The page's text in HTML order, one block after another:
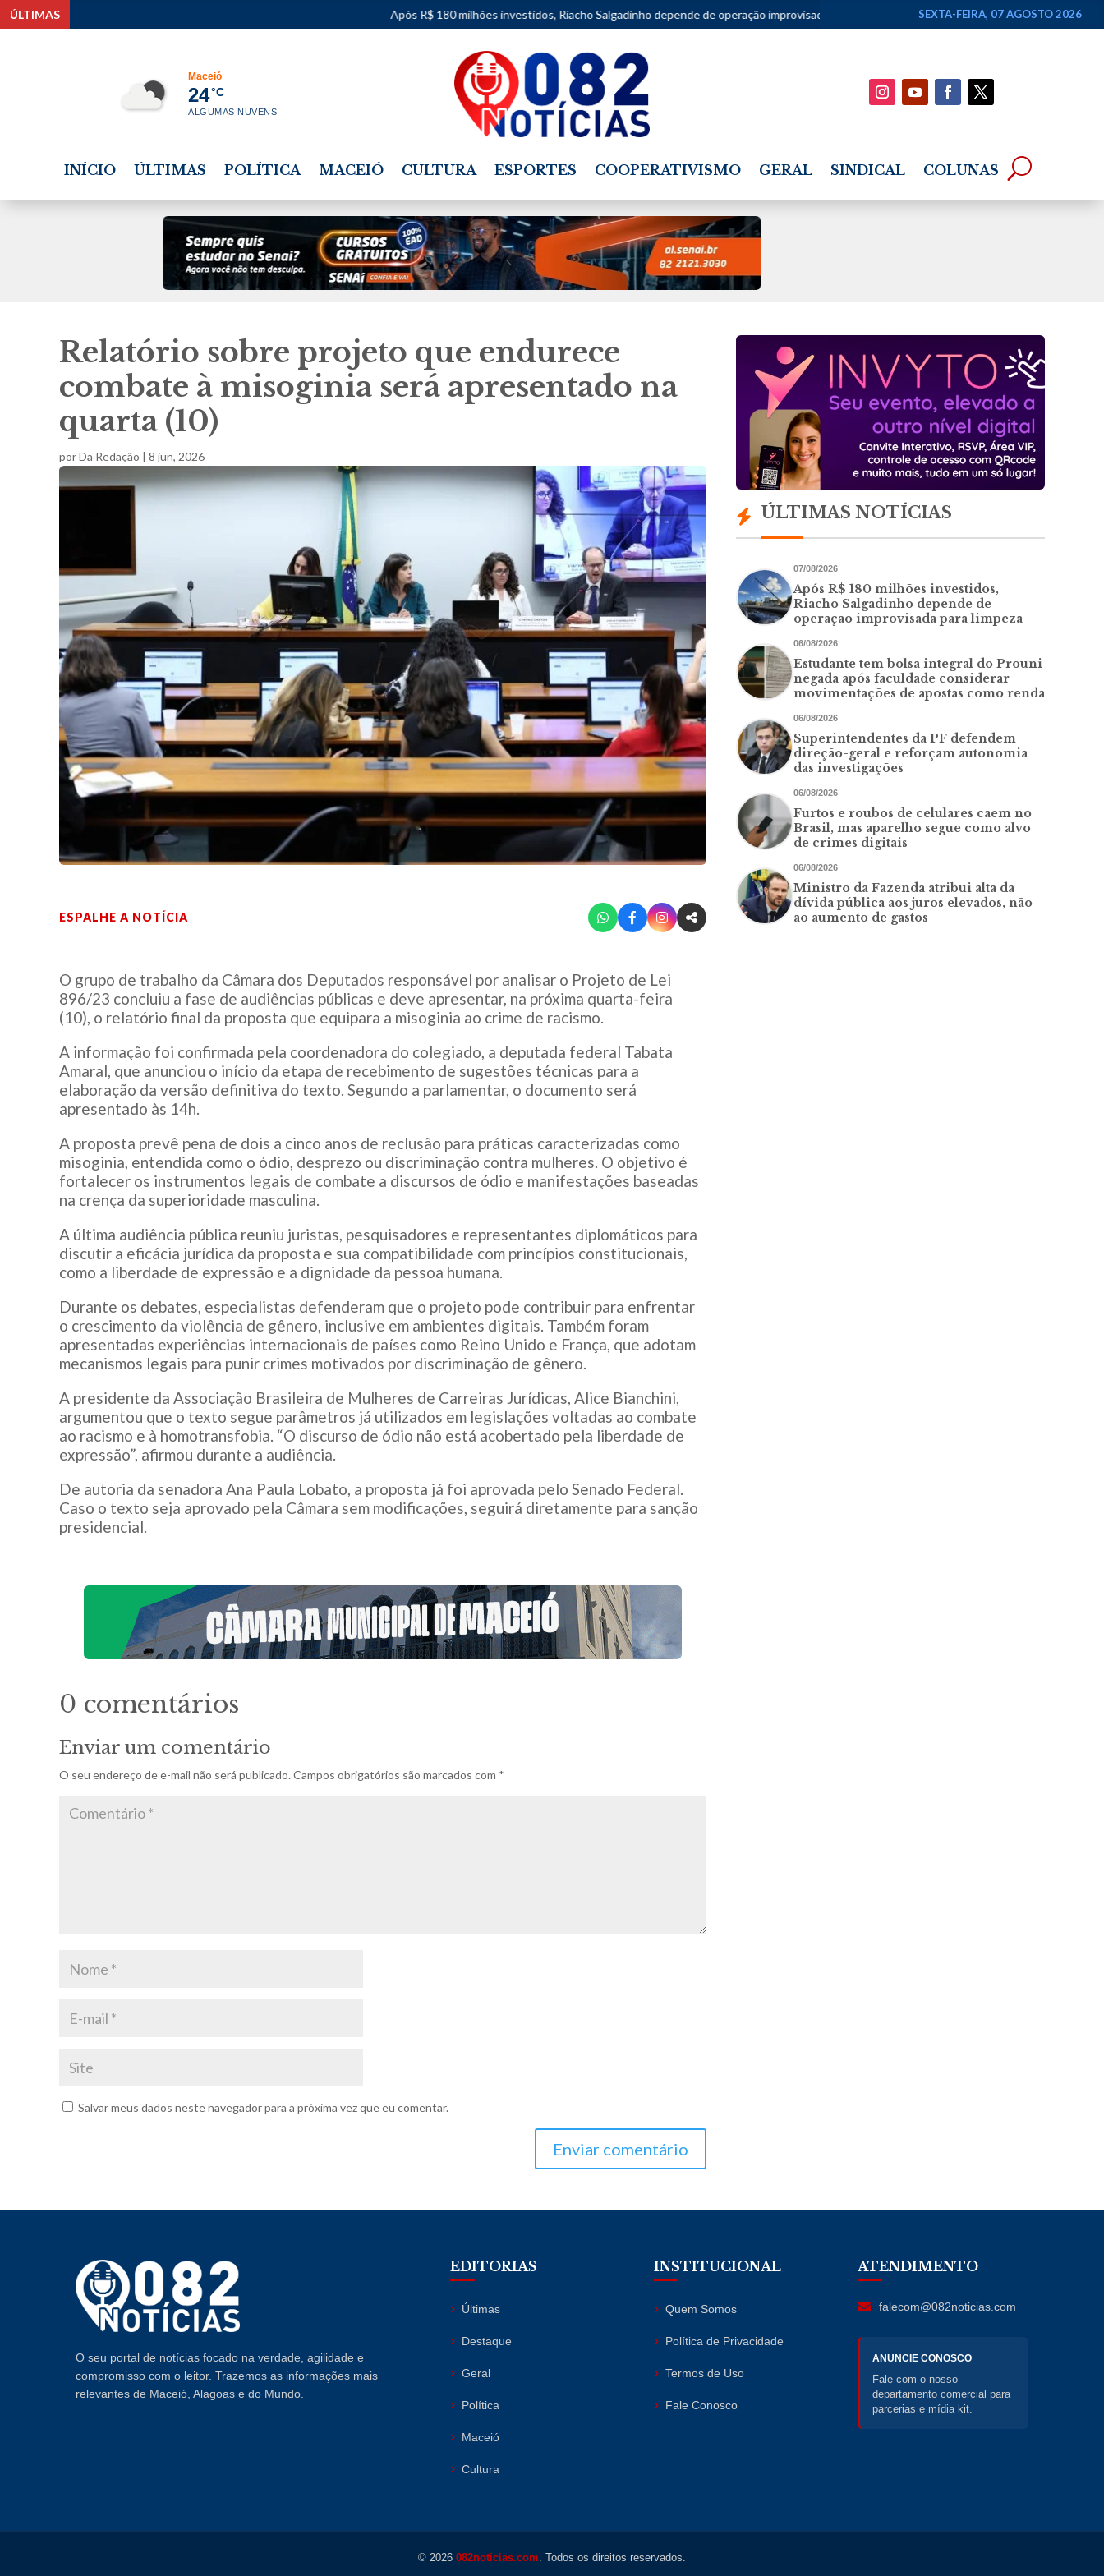
ÚLTIMAS Após R$ 180 milhões investidos, Riacho Salgadinho depende de operação improvisada para limpeza • Estudante tem bolsa integral do Prouni negada
SEXTA-FEIRA, 07 AGOSTO 2026
Maceió
24°C
ALGUMAS NUVENS
INÍCIO ÚLTIMAS POLÍTICA MACEIÓ CULTURA ESPORTES COOPERATIVISMO GERAL SINDICAL COLUNAS
Relatório sobre projeto que endurece
combate à misoginia será apresentado na
quarta (10)
porDa Redação 8 jun, 2026
ESPALHE A NOTÍCIA
O grupo de trabalho da Câmara dos Deputados responsável por analisar o Projeto de Lei
896/23 concluiu a fase de audiências públicas e deve apresentar, na próxima quarta-feira
(10), o relatório final da proposta que equipara a misoginia ao crime de racismo.
A informação foi confirmada pela coordenadora do colegiado, a deputada federal Tabata
Amaral, que anunciou o início da etapa de recebimento de sugestões técnicas para a
elaboração da versão definitiva do texto. Segundo a parlamentar, o documento será
apresentado às 14h.
A proposta prevê pena de dois a cinco anos de reclusão para práticas caracterizadas como
misoginia, entendida como o ódio, desprezo ou discriminação contra mulheres. O objetivo é
fortalecer os instrumentos legais de combate a discursos de ódio e manifestações baseadas
na crença da superioridade masculina.
A última audiência pública reuniu juristas, pesquisadores e representantes diplomáticos para
discutir a eficácia jurídica da proposta e sua compatibilidade com princípios constitucionais,
como a liberdade de expressão e a dignidade da pessoa humana.
Durante os debates, especialistas defenderam que o projeto pode contribuir para enfrentar
o crescimento da violência de gênero, inclusive em ambientes digitais. Também foram
apresentadas experiências internacionais de países como Reino Unido e França, que adotam
mecanismos legais para punir crimes motivados por discriminação de gênero.
A presidente da Associação Brasileira de Mulheres de Carreiras Jurídicas, Alice Bianchini,
argumentou que o texto segue parâmetros já utilizados em legislações voltadas ao combate
ao racismo e à homotransfobia. “O discurso de ódio não está acobertado pela liberdade de
expressão”, afirmou durante a audiência.
De autoria da senadora Ana Paula Lobato, a proposta já foi aprovada pelo Senado Federal.
Caso o texto seja aprovado pela Câmara sem modificações, seguirá diretamente para sanção
presidencial.
0 comentários
Enviar um comentário
O seu endereço de e-mail não será publicado. Campos obrigatórios são marcados com *
Salvar meus dados neste navegador para a próxima vez que eu comentar.
Enviar comentário
ÚLTIMAS NOTÍCIAS
07/08/2026
Após R$ 180 milhões investidos,
Riacho Salgadinho depende de
operação improvisada para limpeza
06/08/2026
Estudante tem bolsa integral do Prouni
negada após faculdade considerar
movimentações de apostas como renda
06/08/2026
Superintendentes da PF defendem
direção-geral e reforçam autonomia
das investigações
06/08/2026
Furtos e roubos de celulares caem no
Brasil, mas aparelho segue como alvo
de crimes digitais
06/08/2026
Ministro da Fazenda atribui alta da
dívida pública aos juros elevados, não
ao aumento de gastos
O seu portal de notícias focado na verdade, agilidade e
compromisso com o leitor. Trazemos as informações mais
relevantes de Maceió, Alagoas e do Mundo.
EDITORIAS
Últimas
Destaque
Geral
Política
Maceió
Cultura
INSTITUCIONAL
Quem Somos
Política de Privacidade
Termos de Uso
Fale Conosco
ATENDIMENTO
falecom@082noticias.com
ANUNCIE CONOSCO
Fale com o nosso
departamento comercial para
parcerias e mídia kit.
© 2026 082noticias.com . Todos os direitos reservados.